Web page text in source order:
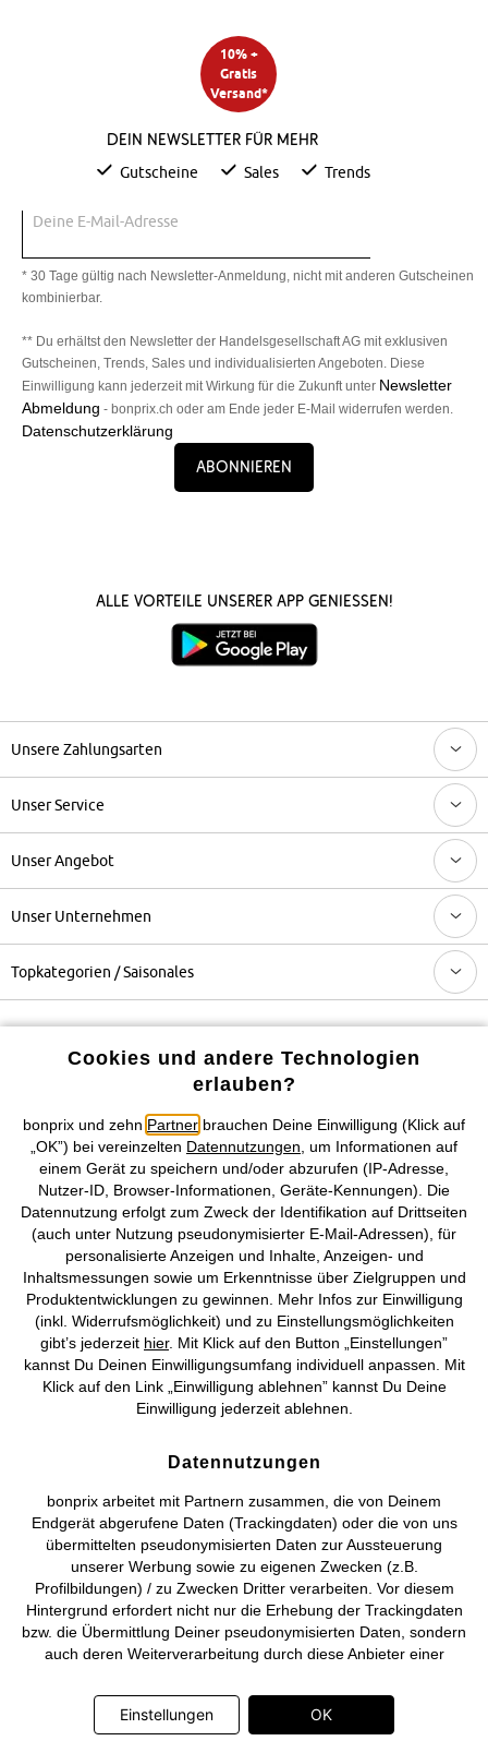
10% +
Gratis
Versand*
Dein Newsletter für mehr
Gutscheine Sales Trends
Deine E-Mail-Adresse
* 30 Tage gültig nach Newsletter-Anmeldung, nicht mit anderen Gutscheinen
kombinierbar.
** Du erhältst den Newsletter der Handelsgesellschaft AG mit exklusiven
Gutscheinen, Trends, Sales und individualisierten Angeboten. Diese
Einwilligung kann jederzeit mit Wirkung für die Zukunft unter Newsletter
Abmeldung - bonprix.ch oder am Ende jeder E-Mail widerrufen werden.
Datenschutzerklärung
Abonnieren
Alle Vorteile unserer App genießen!
Unsere Zahlungsarten
Unser Service
Unser Angebot
Unser Unternehmen
Topkategorien / Saisonales
Preisangaben inkl. gesetzl. MwSt. und zzgl.Service- &
Versandkosten
AGB Datenschutz Cookie-Einstellungen Impressum
Vertrag widerrufen
©2026 bonprix.Alle Rechte vorbehalten.
Deutsch Français
Cookies und andere Technologien
erlauben?
bonprix und zehn Partner brauchen Deine Einwilligung (Klick auf
„OK”) bei vereinzelten Datennutzungen , um Informationen auf
einem Gerät zu speichern und/oder abzurufen (IP-Adresse,
Nutzer-ID, Browser-Informationen, Geräte-Kennungen). Die
Datennutzung erfolgt zum Zweck der Identifikation auf Drittseiten
(auch unter Nutzung pseudonymisierter E-Mail-Adressen), für
personalisierte Anzeigen und Inhalte, Anzeigen- und
Inhaltsmessungen sowie um Erkenntnisse über Zielgruppen und
Produktentwicklungen zu gewinnen. Mehr Infos zur Einwilligung
(inkl. Widerrufsmöglichkeit) und zu Einstellungsmöglichkeiten
gibt’s jederzeit hier. Mit Klick auf den Button „Einstellungen”
kannst Du Deinen Einwilligungsumfang individuell anpassen. Mit
Klick auf den Link „Einwilligung ablehnen” kannst Du Deine
Einwilligung jederzeit ablehnen.
Datennutzungen
bonprix arbeitet mit Partnern zusammen, die von Deinem
Endgerät abgerufene Daten (Trackingdaten) oder die von uns
übermittelten pseudonymisierten Daten zur Aussteuerung
unserer Werbung sowie zu eigenen Zwecken (z.B.
Profilbildungen) / zu Zwecken Dritter verarbeiten. Vor diesem
Hintergrund erfordert nicht nur die Erhebung der Trackingdaten
bzw. die Übermittlung Deiner pseudonymisierten Daten, sondern
auch deren Weiterverarbeitung durch diese Anbieter einer
Deine pseudonymisierten Daten erst dann übermittelt, wenn Du
auf den in dem Banner auf bonprix.de wiedergebenden Button
Einstellungen OK